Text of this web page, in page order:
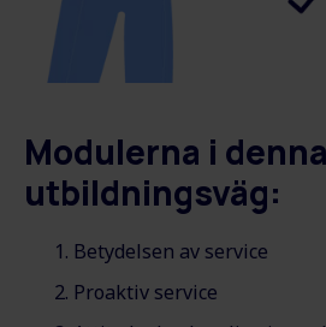
Modulerna i denna
utbildningsväg:
Betydelsen av service
Proaktiv service